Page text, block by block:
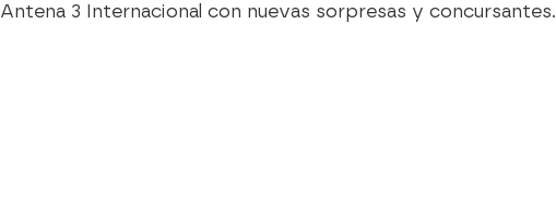
Antena 3 Internacional con nuevas sorpresas y concursantes.